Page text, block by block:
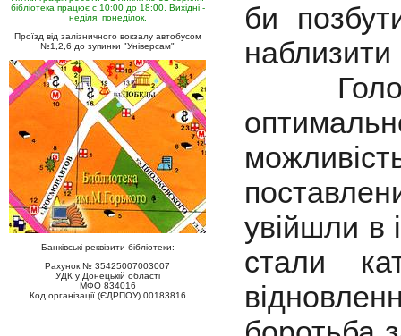
бібліотека працює с 10:00 до 18:00. Вихідні -
неділя, понеділок.
Проїзд від залізничного вокзалу автобусом
№1,2,6 до зупинки "Універсам"
Банківські реквізити бібліотеки:
Рахунок № 35425007003007
УДК у Донецькій області
МФО 834016
Код організації (ЄДРПОУ) 00183816
би
наблизити
увійшли в
стали